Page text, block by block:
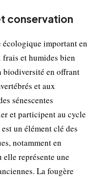
conservation
important en
et humides bien
biodiversité en offrant
et aux
sénescentes
et participent au cycle
un élément clé des
notamment en
représente une
La fougère